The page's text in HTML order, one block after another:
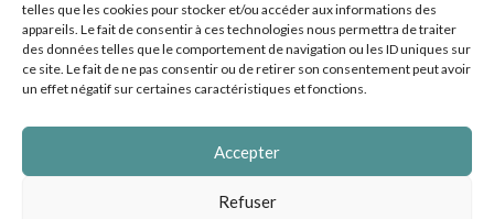
telles que les cookies pour stocker et/ou accéder aux informations des
appareils. Le fait de consentir à ces technologies nous permettra de traiter
des données telles que le comportement de navigation ou les ID uniques sur
ce site. Le fait de ne pas consentir ou de retirer son consentement peut avoir
un effet négatif sur certaines caractéristiques et fonctions.
Accepter
Refuser
Politique de confidentialité
Mentions légales